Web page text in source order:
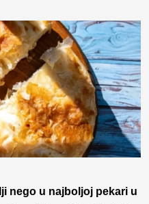
nego u najboljoj pekari u